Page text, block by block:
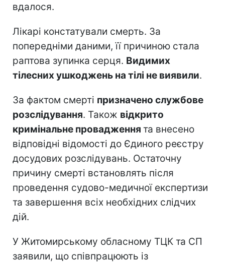
вдалося.
Лікарі констатували смерть. За
попередніми даними, її причиною стала
раптова зупинка серця. Видимих
тілесних ушкоджень на тілі не виявили.
За фактом смерті призначено службове
розслідування. Також відкрито
кримінальне провадження та внесено
відповідні відомості до Єдиного реєстру
досудових розслідувань. Остаточну
причину смерті встановлять після
проведення судово-медичної експертизи
та завершення всіх необхідних слідчих
дій.
У Житомирському обласному ТЦК та СП
заявили, що співпрацюють із